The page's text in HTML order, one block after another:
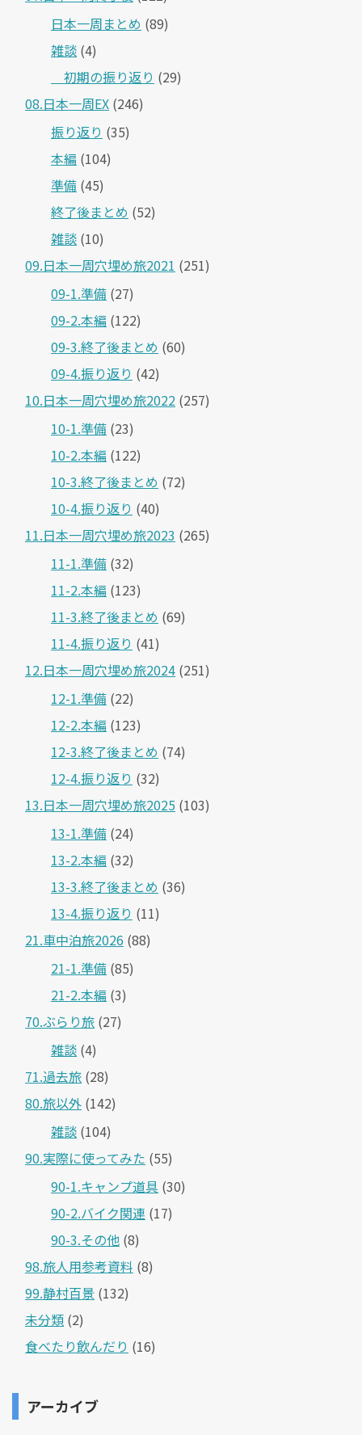
日本一周まとめ (89)
雑談 (4)
＿初期の振り返り (29)
08.日本一周EX (246)
振り返り (35)
本編 (104)
準備 (45)
終了後まとめ (52)
雑談 (10)
09.日本一周穴埋め旅2021 (251)
09-1.準備 (27)
09-2.本編 (122)
09-3.終了後まとめ (60)
09-4.振り返り (42)
10.日本一周穴埋め旅2022 (257)
10-1.準備 (23)
10-2.本編 (122)
10-3.終了後まとめ (72)
10-4.振り返り (40)
11.日本一周穴埋め旅2023 (265)
11-1.準備 (32)
11-2.本編 (123)
11-3.終了後まとめ (69)
11-4.振り返り (41)
12.日本一周穴埋め旅2024 (251)
12-1.準備 (22)
12-2.本編 (123)
12-3.終了後まとめ (74)
12-4.振り返り (32)
13.日本一周穴埋め旅2025 (103)
13-1.準備 (24)
13-2.本編 (32)
13-3.終了後まとめ (36)
13-4.振り返り (11)
21.車中泊旅2026 (88)
21-1.準備 (85)
21-2.本編 (3)
70.ぶらり旅 (27)
雑談 (4)
71.過去旅 (28)
80.旅以外 (142)
雑談 (104)
90.実際に使ってみた (55)
90-1.キャンプ道具 (30)
90-2.バイク関連 (17)
90-3.その他 (8)
98.旅人用参考資料 (8)
99.静村百景 (132)
未分類 (2)
食べたり飲んだり (16)
アーカイブ